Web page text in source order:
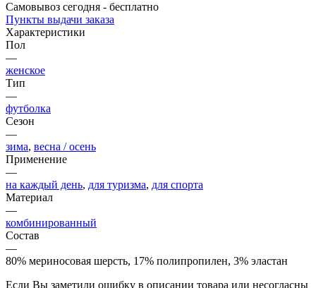
Самовывоз сегодня - бесплатно
Пункты выдачи заказа
Характеристики
Пол
—
женское
Тип
—
футболка
Сезон
—
зима, весна / осень
Применение
—
на каждый день, для туризма, для спорта
Материал
—
комбинированный
Состав
—
80% мериносовая шерсть, 17% полипропилен, 3% эластан
Если Вы заметили ошибку в описании товара или несогласны